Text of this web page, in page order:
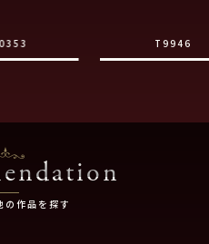
T9946
の作品を探す